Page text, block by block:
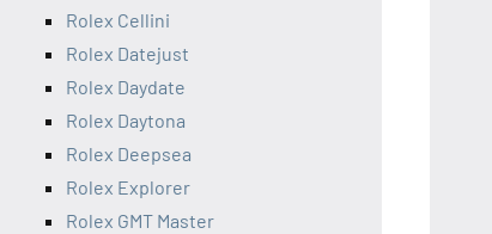
Rolex Cellini
Rolex Datejust
Rolex Daydate
Rolex Daytona
Rolex Deepsea
Rolex Explorer
Rolex GMT Master